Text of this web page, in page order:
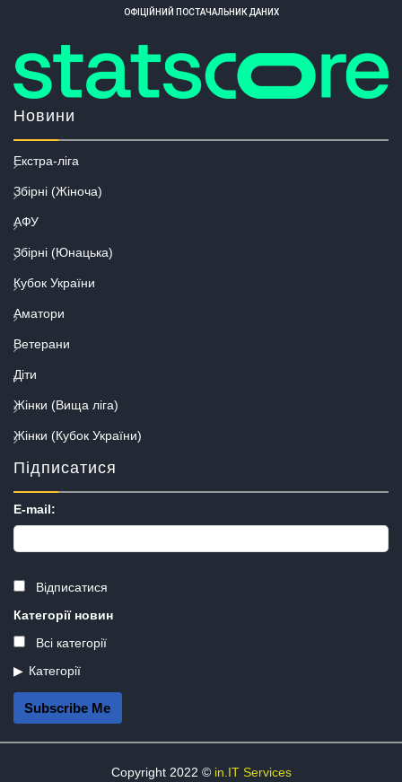
ОФІЦІЙНИЙ ПОСТАЧАЛЬНИК ДАНИХ
Новини
Екстра-ліга
Збірні (Жіноча)
АФУ
Збірні (Юнацька)
Кубок України
Аматори
Ветерани
Діти
Жінки (Вища ліга)
Жінки (Кубок України)
Підписатися
E-mail:
Відписатися
Категорії новин
Всі категорії
Категорії
Subscribe Me
Copyright 2022 © in.IT Services